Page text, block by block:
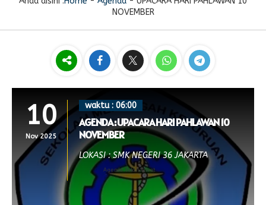
NOVEMBER
10
Nov 2025
waktu : 06:00
AGENDA : UPACARA HARI PAHLAWAN 10
NOVEMBER
LOKASI : SMK NEGERI 36 JAKARTA
Agenda telah lewat